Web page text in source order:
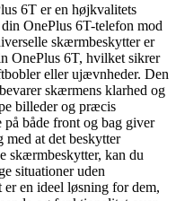
6T er en højkvalitets
OnePlus 6T-telefon mod
skærmbeskytter er
OnePlus 6T, hvilket sikrer
eller ujævnheder. Den
skærmens klarhed og
billeder og præcis
både front og bag giver
med at det beskytter
skærmbeskytter, kan du
situationer uden
en ideel løsning for dem,